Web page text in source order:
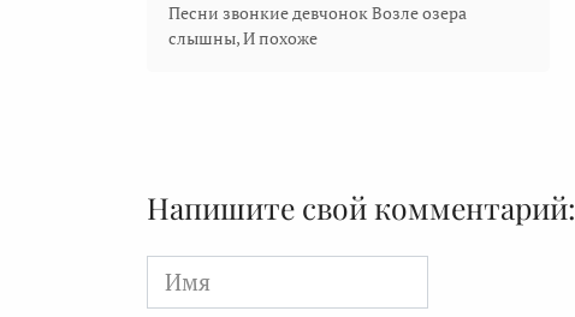
Песни звонкие девчонок Возле озера
слышны, И похоже
Напишите свой комментарий:
Имя